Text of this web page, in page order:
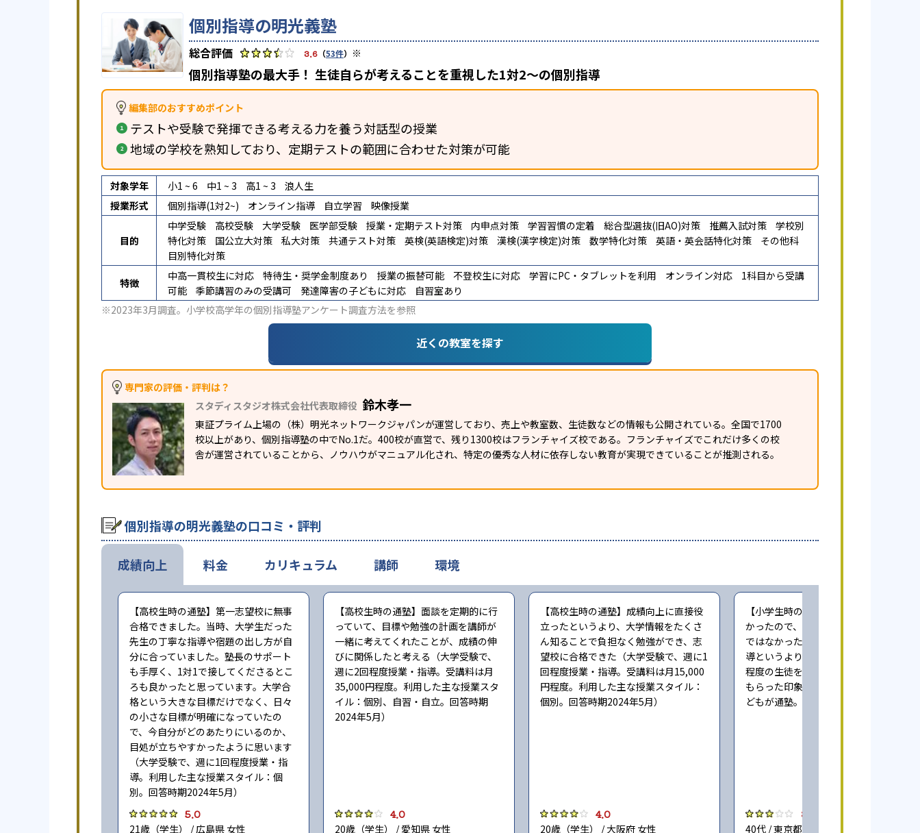
個別指導の明光義塾
3.6 （53件） ※
個別指導塾の最大手！ 生徒自らが考えることを重視した1対2〜の個別指導
編集部のおすすめポイント
テストや受験で発揮できる考える力を養う対話型の授業
地域の学校を熟知しており、定期テストの範囲に合わせた対策が可能
対象学年 小1 ~ 6 中1 ~ 3 高1 ~ 3
浪人生
授業形式
個別指導(1対2~) オンライン指導 自立学習 映像授業
目的
中学受験 高校受験 大学受験 医学部受験 授業・定期テスト対策 内申点対策 学習習慣の定着 総合型選抜(旧AO)対策 推薦入試対策
学校別
特化対策
国公立大対策 私大対策 共通テスト対策 英検(英語検定)対策 漢検(漢字検定)対策 数学特化対策 英語・英会話特化対策
その他科
目別特化対策
特徴
中高一貫校生に対応 特待生・奨学金制度あり 授業の振替可能 不登校生に対応 学習にPC・タブレットを利用 オンライン対応
1科目から受講
可能
季節講習のみの受講可 発達障害の子どもに対応
自習室あり
※2023年3月調査。 小学校高学年の個別指導塾アンケート調査方法を参照
近くの教室を探す
専門家の評価・評判は？
スタディスタジオ株式会社代表取締役 鈴木孝一
東証プライム上場の（株）明光ネットワークジャパンが運営しており、売上や教室数、生徒数などの情報も公開されている。全国で1700
校以上があり、個別指導塾の中でNo.1だ。400校が直営で、残り1300校はフランチャイズ校である。フランチャイズでこれだけ多くの校
舎が運営されていることから、ノウハウがマニュアル化され、特定の優秀な人材に依存しない教育が実現できていることが推測される。
個別指導の明光義塾の口コミ・評判
成績向上
【高校生時の通塾】第一志望校に無事
合格できました。当時、大学生だった
先生の丁寧な指導や宿題の出し方が自
分に合っていました。塾長のサポート
も手厚く、1対1で接してくださるとこ
ろも良かったと思っています。大学合
格という大きな目標だけでなく、日々
の小さな目標が明確になっていたの
で、今自分がどのあたりにいるのか、
目処が立ちやすかったように思います
（大学受験で、週に1回程度授業・指
導。利用した主な授業スタイル：個
別。回答時期2024年5月）
5.0
21歳（学生） / 広島県 女性
【高校生時の通塾】面談を定期的に行
っていて、目標や勉強の計画を講師が
一緒に考えてくれたことが、成績の伸
びに関係したと考える（大学受験で、
週に2回程度授業・指導。受講料は月
35,000円程度。利用した主な授業スタ
イル：個別、自習・自立。回答時期
2024年5月）
4.0
20歳（学生） / 愛知県 女性
【高校生時の通塾】成績向上に直接役
立ったというより、大学情報をたくさ
ん知ることで負担なく勉強ができ、志
望校に合格できた（大学受験で、週に1
回程度授業・指導。受講料は月15,000
円程度。利用した主な授業スタイル：
個別。回答時期2024年5月）
4.0
20歳（学生） / 大阪府 女性
【小学生時の通塾】本人にやる気が無
かったので、成績向上するという感じ
ではなかった。また指導自体も個人指
導というより、一人の先生が一度に3人
程度の生徒をみており、きちんとみて
もらった印象ではない（小学6年時に子
どもが通塾。回答時期:2023年3月）
3.0
40代 / 東京都 女性
料金 カリキュラム 講師 環境